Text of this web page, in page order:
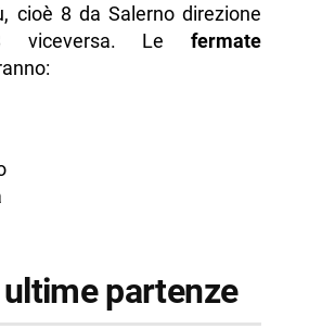
cioè 8 da Salerno direzione
viceversa. Lefermate
partenze